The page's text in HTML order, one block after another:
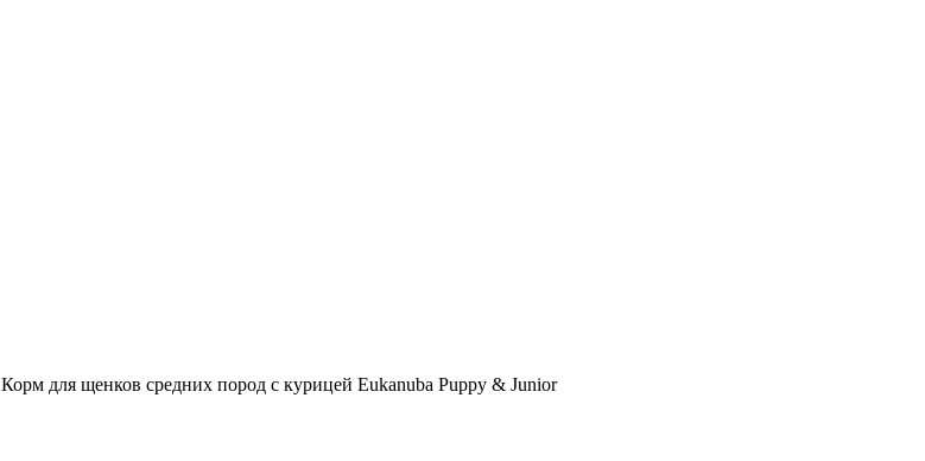
Корм для щенков средних пород с курицей Eukanuba Puppy & Junior